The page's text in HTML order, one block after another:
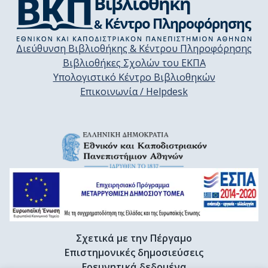
Διεύθυνση Βιβλιοθήκης & Κέντρου Πληροφόρησης
Βιβλιοθήκες Σχολών του ΕΚΠΑ
Υπολογιστικό Κέντρο Βιβλιοθηκών
Επικοινωνία / Helpdesk
Σχετικά με την Πέργαμο
Επιστημονικές δημοσιεύσεις